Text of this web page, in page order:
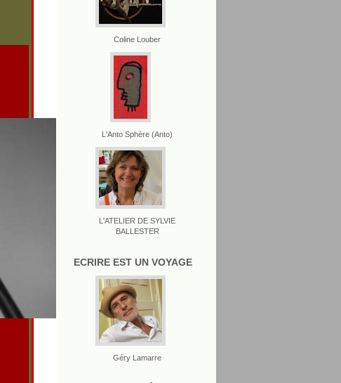
Coline Louber
L'Anto Sphère (Anto)
L'ATELIER DE SYLVIE
BALLESTER
ECRIRE EST UN VOYAGE
Géry Lamarre